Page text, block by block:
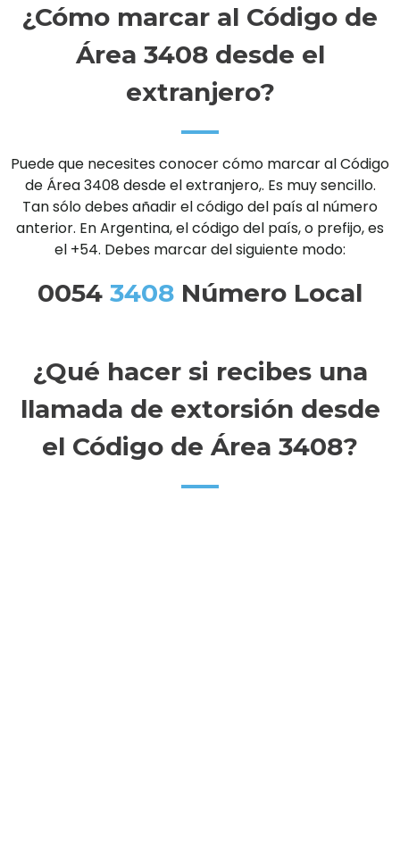
¿Cómo marcar al Código de
Área 3408 desde el
extranjero?
Puede que necesites conocer cómo marcar al Código
de Área 3408 desde el extranjero,. Es muy sencillo.
Tan sólo debes añadir el código del país al número
anterior. En Argentina, el código del país, o prefijo, es
el +54. Debes marcar del siguiente modo:
0054 3408 Número Local
¿Qué hacer si recibes una
llamada de extorsión desde
el Código de Área 3408?